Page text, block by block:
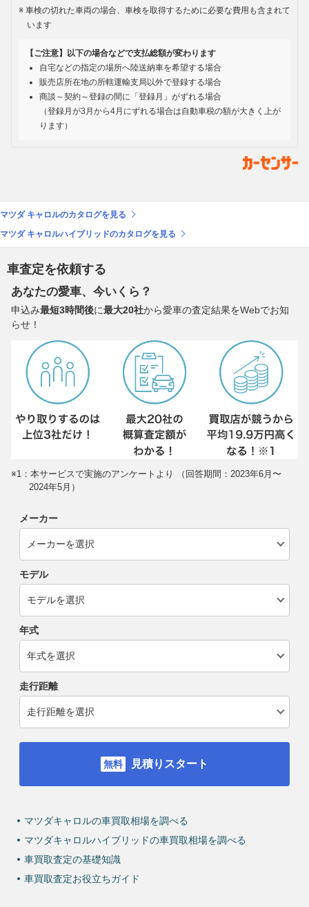
車検の切れた車両の場合、車検を取得するために必要な費用も含まれて
います
【ご注意】以下の場合などで支払総額が変わります
自宅などの指定の場所へ陸送納車を希望する場合
販売店所在地の所轄運輸支局以外で登録する場合
商談～契約～登録の間に「登録月」がずれる場合
（登録月が3月から4月にずれる場合は自動車税の額が大きく上が
ります）
マツダ キャロルのカタログを見る
マツダ キャロルハイブリッドのカタログを見る
車査定を依頼する
あなたの愛車、今いくら？
申込み最短3時間後に最大20社から愛車の査定結果をWebでお知
らせ！
※1：本サービスで実施のアンケートより （回答期間：2023年6月〜
2024年5月）
メーカー
モデル
年式
走行距離
見積りスタート
マツダキャロルの車買取相場を調べる
マツダキャロルハイブリッドの車買取相場を調べる
車買取査定の基礎知識
車買取査定お役立ちガイド